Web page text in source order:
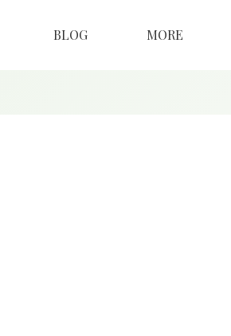
BLOG MORE